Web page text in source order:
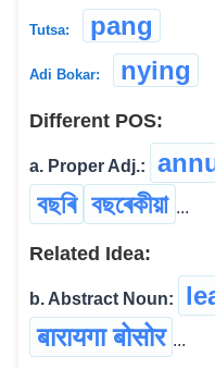
Tutsa: pang
Adi Bokar: nying
Different POS:
a. Proper Adj.:
বছৰি বছৰেকীয়া ...
Related Idea:
b. Abstract Noun:
बारायगा बोसोर ...